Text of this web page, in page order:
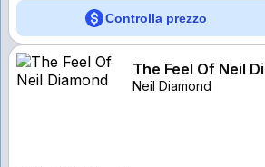
Controlla prezzo
The Feel Of Neil
Neil Diamond